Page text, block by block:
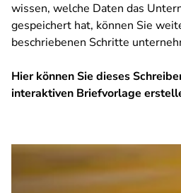
wissen, welche Daten das
gespeichert hat, können Sie
beschriebenen Schritte
Hier können Sie dieses
interaktiven Briefvorlage